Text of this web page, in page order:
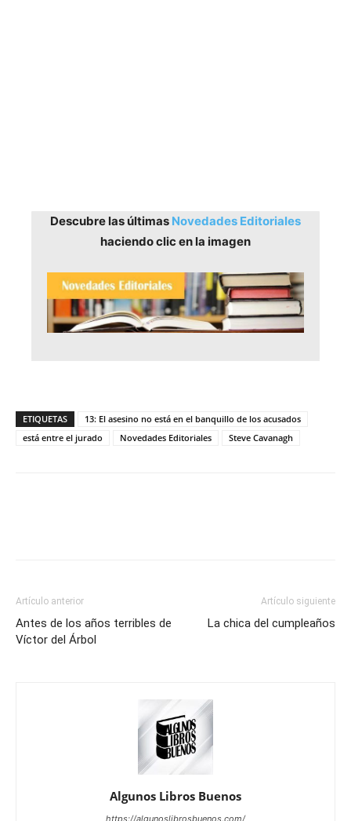
Descubre las últimas Novedades Editoriales
haciendo clic en la imagen
ETIQUETAS
13: El asesino no está en el banquillo de los acusados
está entre el jurado
Novedades Editoriales Steve Cavanagh
Artículo anterior
Antes de los años terribles de
Víctor del Árbol
Artículo siguiente
La chica del cumpleaños
Algunos Libros Buenos
https://algunoslibrosbuenos.com/